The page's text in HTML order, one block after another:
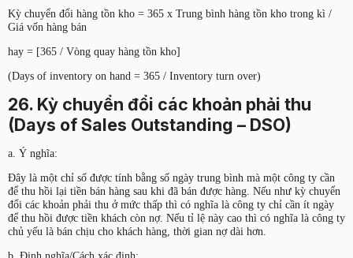
Kỳ chuyển đổi hàng tồn kho = 365 x Trung bình hàng tồn kho trong kì /
Giá vốn hàng bán
hay = [365 / Vòng quay hàng tồn kho]
(Days of inventory on hand = 365 / Inventory turn over)
26. Kỳ chuyển đổi các khoản phải thu
(Days of Sales Outstanding – DSO)
a. Ý nghĩa:
Đây là một chỉ số được tính bằng số ngày trung bình mà một công ty cần
để thu hồi lại tiền bán hàng sau khi đã bán được hàng. Nếu như kỳ chuyển
đổi các khoản phải thu ở mức thấp thì có nghĩa là công ty chỉ cần ít ngày
để thu hồi được tiền khách còn nợ. Nếu tỉ lệ này cao thì có nghĩa là công ty
chủ yếu là bán chịu cho khách hàng, thời gian nợ dài hơn.